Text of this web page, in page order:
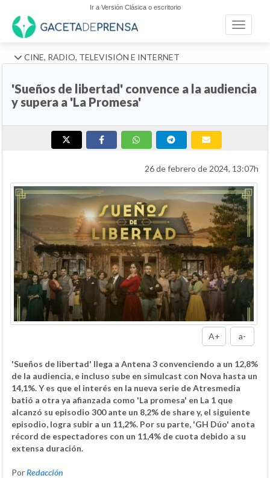
Ir a Versión Clásica o escritorio
Toggle
CINE, RADIO, TELEVISIÓN E INTERNET
'Sueños de libertad' convence a la audiencia
y supera a 'La Promesa'
26 de febrero de 2024, 13:07h
A+ a-
'Sueños de libertad' llega a Antena 3 convenciendo a un 12,8%
de la audiencia, e incluso sube en simulcast con Nova hasta un
14,1%. Y es que el interés en la nueva serie de Atresmedia
batió a otra ya afianzada como 'La promesa' en La 1 que
alcanzó su episodio 300 ante un 8,2% de share y, el siguiente
episodio, logra subir a un 11,2%. Por su parte, 'GH Dúo' anota
récord de espectadores con un 11,4% de cuota debido a su
extensa duración.
PorRedacción